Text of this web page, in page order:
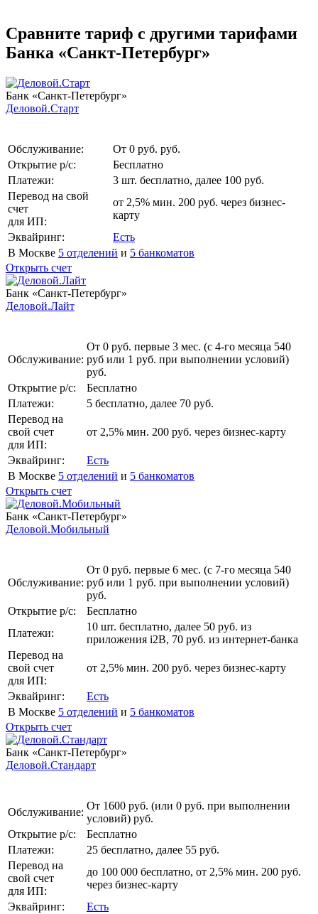
Сравните тариф с другими тарифами
Банка «Санкт-Петербург»
Банк «Санкт-Петербург»
Деловой.Старт
Обслуживание:
От 0 руб. руб.
Открытие р/с:
Бесплатно
Платежи:
3 шт. бесплатно, далее 100 руб.
Перевод на свой
счет
для ИП:
от 2,5% мин. 200 руб. через бизнес-
карту
Эквайринг:
Есть
В Москве 5 отделений и 5 банкоматов
Открыть счет
Банк «Санкт-Петербург»
Деловой.Лайт
Обслуживание:
От 0 руб. первые 3 мес. (с 4-го месяца 540
руб или 1 руб. при выполнении условий)
руб.
Открытие р/с:
Бесплатно
Платежи:
5 бесплатно, далее 70 руб.
Перевод на
свой счет
для ИП:
от 2,5% мин. 200 руб. через бизнес-карту
Эквайринг:
Есть
В Москве 5 отделений и 5 банкоматов
Открыть счет
Банк «Санкт-Петербург»
Деловой.Мобильный
Обслуживание:
От 0 руб. первые 6 мес. (с 7-го месяца 540
руб или 1 руб. при выполнении условий)
руб.
Открытие р/с:
Бесплатно
Платежи:
10 шт. бесплатно, далее 50 руб. из
приложения i2B, 70 руб. из интернет-банка
Перевод на
свой счет
для ИП:
от 2,5% мин. 200 руб. через бизнес-карту
Эквайринг:
Есть
В Москве 5 отделений и 5 банкоматов
Открыть счет
Банк «Санкт-Петербург»
Деловой.Стандарт
Обслуживание:
От 1600 руб. (или 0 руб. при выполнении
условий) руб.
Открытие р/с:
Бесплатно
Платежи:
25 бесплатно, далее 55 руб.
Перевод на
свой счет
для ИП:
до 100 000 бесплатно, от 2,5% мин. 200 руб.
через бизнес-карту
Эквайринг:
Есть